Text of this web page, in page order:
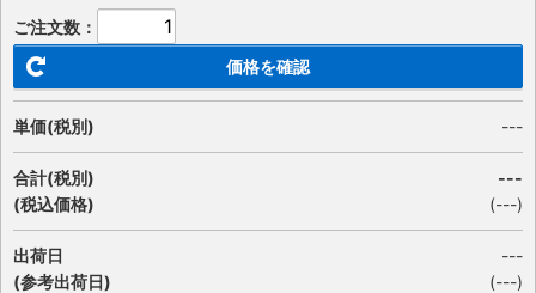
ご注文数：
価格を確認
単価(税別) ---
合計(税別)
(税込価格)
---
(---)
出荷日
(参考出荷日)
---
(---)